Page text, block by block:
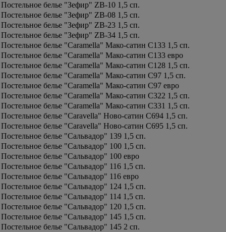
Постельное белье "Зефир" ZB-10 1,5 сп.
Постельное белье "Зефир" ZB-08 1,5 сп.
Постельное белье "Зефир" ZB-23 1,5 сп.
Постельное белье "Зефир" ZB-34 1,5 сп.
Постельное белье "Caramella" Мако-сатин С133 1,5 сп.
Постельное белье "Caramella" Мако-сатин С133 евро
Постельное белье "Caramella" Мако-сатин С128 1,5 сп.
Постельное белье "Caramella" Мако-сатин С97 1,5 сп.
Постельное белье "Caramella" Мако-сатин С97 евро
Постельное белье "Caramella" Мако-сатин С322 1,5 сп.
Постельное белье "Caramella" Мако-сатин С331 1,5 сп.
Постельное белье "Caravella" Ново-сатин C694 1,5 сп.
Постельное белье "Caravella" Ново-сатин C695 1,5 сп.
Постельное белье "Сальвадор" 139 1,5 сп.
Постельное белье "Сальвадор" 100 1,5 сп.
Постельное белье "Сальвадор" 100 евро
Постельное белье "Сальвадор" 116 1,5 сп.
Постельное белье "Сальвадор" 116 евро
Постельное белье "Сальвадор" 124 1,5 сп.
Постельное белье "Сальвадор" 114 1,5 сп.
Постельное белье "Сальвадор" 120 1,5 сп.
Постельное белье "Сальвадор" 145 1,5 сп.
Постельное белье "Сальвадор" 145 2 сп.